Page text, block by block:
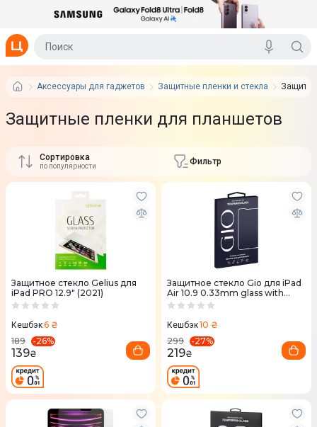
Аксессуары для гаджетов Защитные пленки и стекла
Защитные пленки для планшетов
Сортировка
по популярности Фильтр
Защитное стекло Gelius для
iPad PRO 12.9" (2021)
Кешбэк6 ₴
189
-26%
139₴
Защитное стекло Gio для iPad
Air 10.9 0.33mm glass with
applicator clear
Кешбэк10 ₴
299
-27%
219₴